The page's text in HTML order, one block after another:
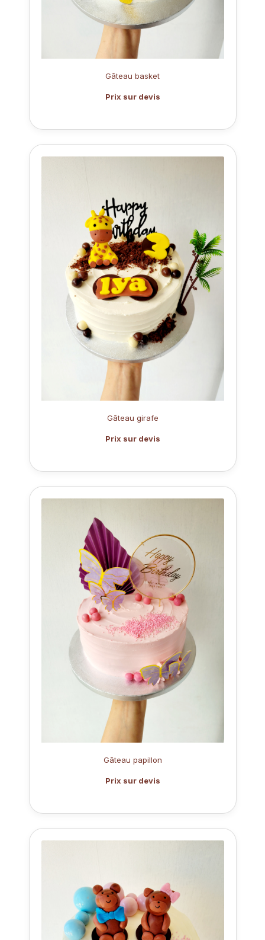
Gâteau basket
Prix sur devis
Gâteau girafe
Prix sur devis
Gâteau papillon
Prix sur devis